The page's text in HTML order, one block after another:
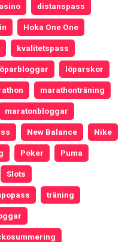
distanspass
Hoka One One
kvalitetspass
löparskor
marathonträning
maratonbloggar
New Balance Nike
Poker Puma
Slots
träning